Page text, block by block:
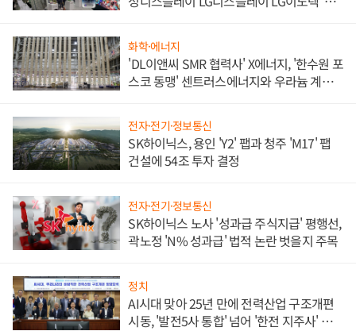
화학·에너지
'DL이앤씨 SMR 협력사' X에너지, '한수원 포
스코 동맹' 센트러스에너지와 우라늄 계약
전자·전기·정보통신
SK하이닉스, 용인 'Y2' 팹과 청주 'M17' 팹
건설에 54조 투자 결정
전자·전기·정보통신
SK하이닉스 노사 '성과급 주식지급' 평행선,
곽노정 'N% 성과급' 법적 논란 벗을지 주목
정치
AI시대 맞아 25년 만에 전력산업 구조개편
시동, '발전5사 통합' 넘어 '한전 지주사' 재편